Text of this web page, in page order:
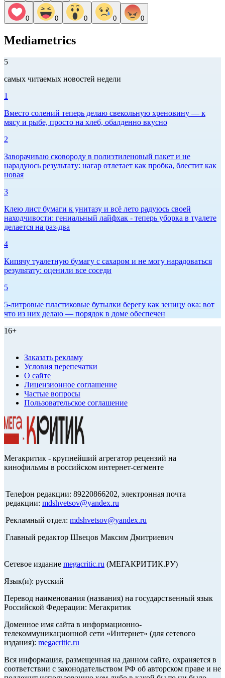
0 0 0 0 0
Mediametrics
5
самых читаемых новостей недели
1
Вместо солений теперь делаю свекольную хреновину — к
мясу и рыбе, просто на хлеб, обалденно вкусно
2
Заворачиваю сковороду в полиэтиленовый пакет и не
нарадуюсь результату: нагар отлетает как пробка, блестит как
новая
3
Клею лист бумаги к унитазу и всё лето радуюсь своей
находчивости: гениальный лайфхак - теперь уборка в туалете
делается на раз-два
4
Кипячу туалетную бумагу с сахаром и не могу нарадоваться
результату: оценили все соседи
5
5-литровые пластиковые бутылки берегу как зеницу ока: вот
что из них делаю — порядок в доме обеспечен
16+
Заказать рекламу
Условия перепечатки
О сайте
Лицензионное соглашение
Частые вопросы
Пользовательское соглашение
Мегакритик - крупнейший агрегатор рецензий на
кинофильмы в российском интернет-сегменте
Телефон редакции: 89220866202, электронная почта
редакции: mdshvetsov@yandex.ru
Рекламный отдел: mdshvetsov@yandex.ru
Главный редактор Швецов Максим Дмитриевич
Сетевое издание megacritic.ru (МЕГАКРИТИК.РУ)
Язык(и): русский
Перевод наименования (названия) на государственный язык
Российской Федерации: Мегакритик
Доменное имя сайта в информационно-
телекоммуникационной сети «Интернет» (для сетевого
издания): megacritic.ru
Вся информация, размещенная на данном сайте, охраняется в
соответствии с законодательством РФ об авторском праве и не